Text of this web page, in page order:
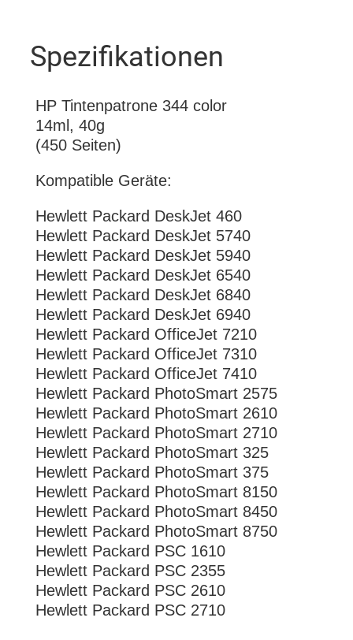
Spezifikationen
HP Tintenpatrone 344 color
14ml, 40g
(450 Seiten)
Kompatible Geräte:
Hewlett Packard DeskJet 460
Hewlett Packard DeskJet 5740
Hewlett Packard DeskJet 5940
Hewlett Packard DeskJet 6540
Hewlett Packard DeskJet 6840
Hewlett Packard DeskJet 6940
Hewlett Packard OfficeJet 7210
Hewlett Packard OfficeJet 7310
Hewlett Packard OfficeJet 7410
Hewlett Packard PhotoSmart 2575
Hewlett Packard PhotoSmart 2610
Hewlett Packard PhotoSmart 2710
Hewlett Packard PhotoSmart 325
Hewlett Packard PhotoSmart 375
Hewlett Packard PhotoSmart 8150
Hewlett Packard PhotoSmart 8450
Hewlett Packard PhotoSmart 8750
Hewlett Packard PSC 1610
Hewlett Packard PSC 2355
Hewlett Packard PSC 2610
Hewlett Packard PSC 2710